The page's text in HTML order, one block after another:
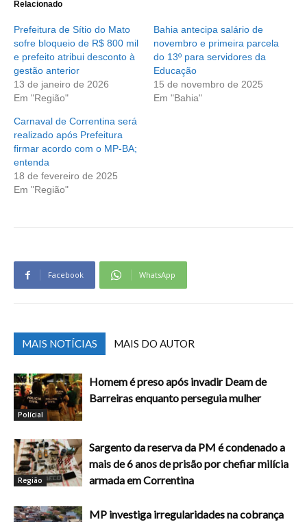
Relacionado
Prefeitura de Sítio do Mato
sofre bloqueio de R$ 800 mil
e prefeito atribui desconto à
gestão anterior
13 de janeiro de 2026
Em "Região"
Bahia antecipa salário de
novembro e primeira parcela
do 13º para servidores da
Educação
15 de novembro de 2025
Em "Bahia"
Carnaval de Correntina será
realizado após Prefeitura
firmar acordo com o MP-BA;
entenda
18 de fevereiro de 2025
Em "Região"
Facebook WhatsApp
MAIS NOTÍCIAS MAIS DO AUTOR
Polícial
Homem é preso após invadir Deam de
Barreiras enquanto perseguia mulher
Região
Sargento da reserva da PM é condenado a
mais de 6 anos de prisão por chefiar milícia
armada em Correntina
MP investiga irregularidades na cobrança